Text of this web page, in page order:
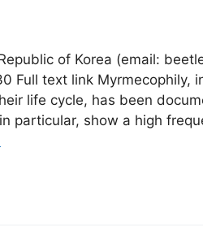
of Korea (email:
Full text link Myrmecophily,
life cycle, has been
particular, show a high